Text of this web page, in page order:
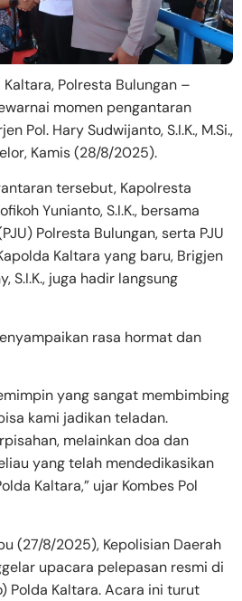
Kaltara, Polresta Bulungan –
momen pengantaran
Pol. Hary Sudwijanto, S.I.K., M.Si.,
Kamis (28/8/2025).
tersebut, Kapolresta
Yunianto, S.I.K., bersama
Polresta Bulungan, serta PJU
Kaltara yang baru, Brigjen
S.I.K., juga hadir langsung
rasa hormat dan
yang sangat membimbing
kami jadikan teladan.
melainkan doa dan
yang telah mendedikasikan
Kaltara,” ujar Kombes Pol
(27/8/2025), Kepolisian Daerah
upacara pelepasan resmi di
Polda Kaltara. Acara ini turut